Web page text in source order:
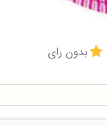
بدون رای